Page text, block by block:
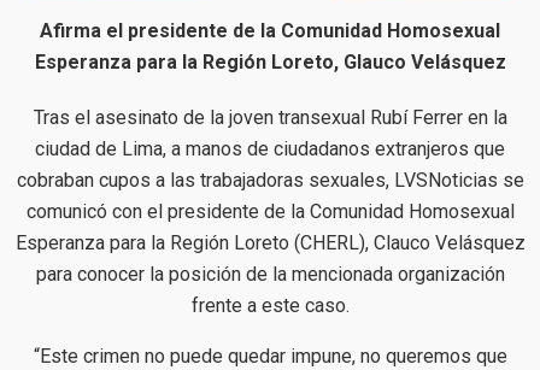
Afirma el presidente de la Comunidad Homosexual
Esperanza para la Región Loreto, Glauco Velásquez
Tras el asesinato de la joven transexual Rubí Ferrer en la
ciudad de Lima, a manos de ciudadanos extranjeros que
cobraban cupos a las trabajadoras sexuales, LVSNoticias se
comunicó con el presidente de la Comunidad Homosexual
Esperanza para la Región Loreto (CHERL), Clauco Velásquez
para conocer la posición de la mencionada organización
frente a este caso.
“Este crimen no puede quedar impune, no queremos que